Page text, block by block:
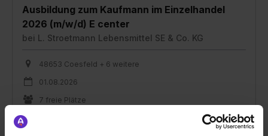
Aus­bil­dung zum Kauf­mann im Ein­zel­han­del
2026 (m/w/d) E center
bei L. Stroetmann Lebensmittel SE & Co. KG
48653 Coesfeld + 6 weitere
01.08.2026
7 freie Plätze